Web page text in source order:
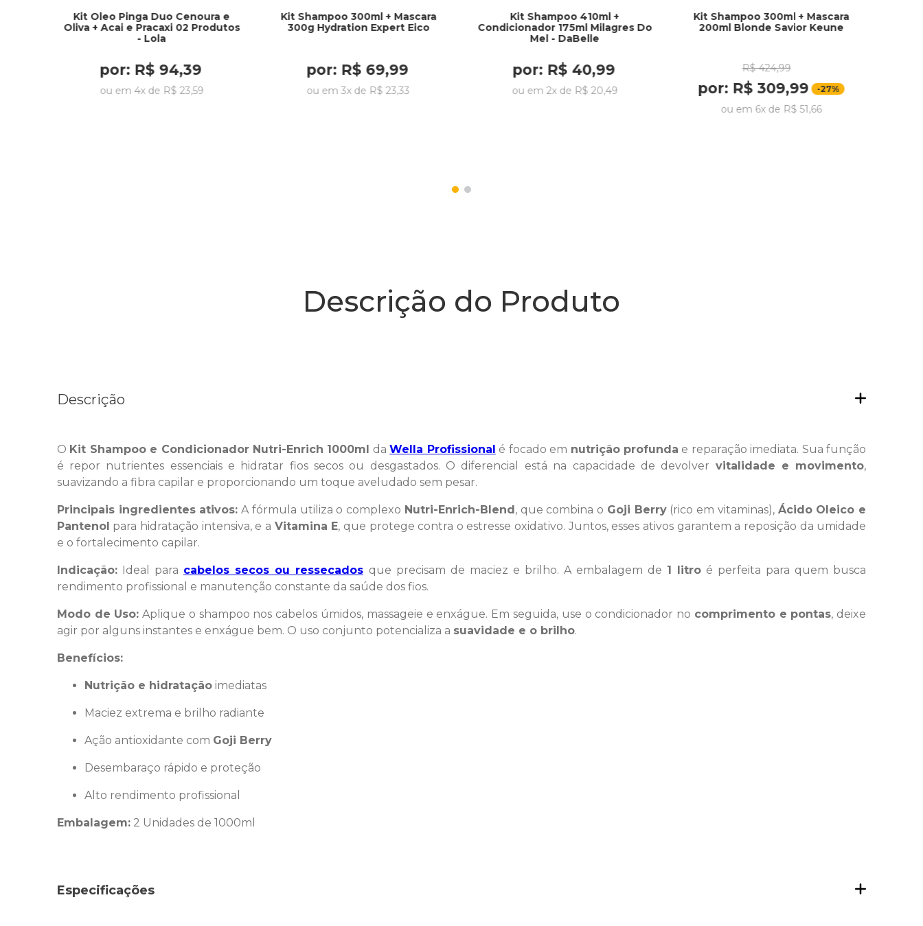
Kit Oleo Pinga Duo Cenoura e
Oliva + Acai e Pracaxi 02 Produtos
- Lola
por: R$ 94,39
ou em 4x de R$ 23,59
Kit Shampoo 300ml + Mascara
300g Hydration Expert Eico
por: R$ 69,99
ou em3x de R$ 23,33
Kit Shampoo 410ml +
Condicionador 175ml Milagres Do
Mel - DaBelle
por: R$ 40,99
ou em2x de R$ 20,49
Kit Shampoo 300ml + Mascara
200ml Blonde Savior Keune
R$ 424,99
por: R$ 309,99 -27%
ou em 6x de R$ 51,66
Descrição do Produto
Descrição
O Kit Shampoo e Condicionador Nutri-Enrich 1000ml daWella Profissional é focado em nutrição profunda e reparação imediata. Sua função
é repor nutrientes essenciais e hidratar fios secos ou desgastados. O diferencial está na capacidade de devolver vitalidade e movimento,
suavizando a fibra capilar e proporcionando um toque aveludado sem pesar.
Principais ingredientes ativos: A fórmula utiliza o complexo Nutri-Enrich-Blend , que combina o Goji Berry(rico em vitaminas), Ácido Oleico e
Pantenol para hidratação intensiva, e a Vitamina E, que protege contra o estresse oxidativo. Juntos, esses ativos garantem a reposição da umidade
e o fortalecimento capilar.
Indicação:Ideal para cabelos secos ou ressecados que precisam de maciez e brilho. A embalagem de 1 litro é perfeita para quem busca
rendimento profissional e manutenção constante da saúde dos fios.
Modo de Uso: Aplique o shampoo nos cabelos úmidos, massageie e enxágue. Em seguida, use o condicionador no comprimento e pontas, deixe
agir por alguns instantes e enxágue bem. O uso conjunto potencializa a suavidade e o brilho.
Benefícios:
Nutrição e hidrataçãoimediatas
Maciez extrema e brilho radiante
Ação antioxidante com Goji Berry
Desembaraço rápido e proteção
Alto rendimento profissional
Embalagem:2 Unidades de 1000ml
Especificações